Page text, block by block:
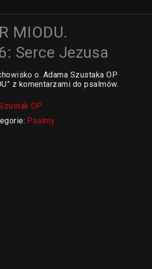
MIODU.
Serce Jezusa
o. Adama Szustaka OP
z komentarzami do psalmów.
OP
Psalmy